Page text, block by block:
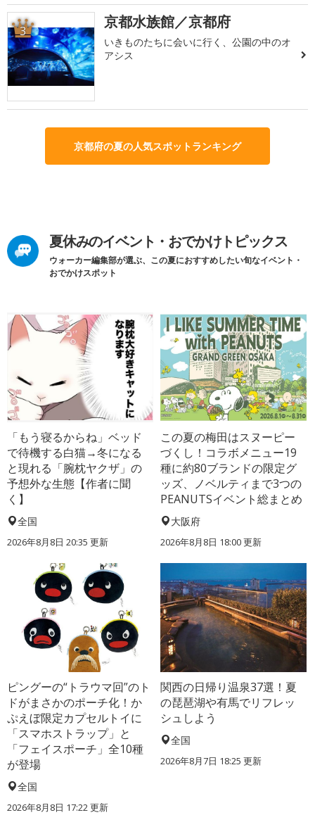
3 京都水族館／京都府
いきものたちに会いに行く、公園の中のオ
アシス
京都府の夏の人気スポットランキング
夏休みのイベント・おでかけトピックス
ウォーカー編集部が選ぶ、この夏におすすめしたい旬なイベント・
おでかけスポット
「もう寝るからね」ベッド
で待機する白猫→冬になる
と現れる「腕枕ヤクザ」の
予想外な生態【作者に聞
く】
全国
2026年8月8日 20:35 更新
この夏の梅田はスヌーピー
づくし！コラボメニュー19
種に約80ブランドの限定グ
ッズ、ノベルティまで3つの
PEANUTSイベント総まとめ
大阪府
2026年8月8日 18:00更新
ピングーの“トラウマ回”のト
ドがまさかのポーチ化！か
ぷえぼ限定カプセルトイに
「スマホストラップ」と
「フェイスポーチ」全10種
が登場
全国
2026年8月8日 17:22更新
関西の日帰り温泉37選！夏
の琵琶湖や有馬でリフレッ
シュしよう
全国
2026年8月7日 18:25 更新